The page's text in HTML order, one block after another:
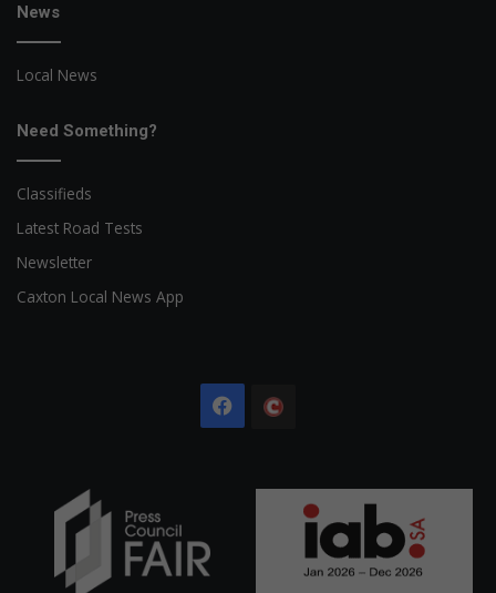
News
Local News
Need Something?
Classifieds
Latest Road Tests
Newsletter
Caxton Local News App
Facebook